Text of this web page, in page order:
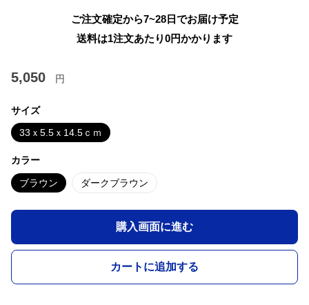
ご注文確定から7~28日でお届け予定
送料は1注文あたり0円かかります
5,050 円
サイズ
33ｘ5.5ｘ14.5ｃｍ
カラー
ブラウン ダークブラウン
購入画面に進む
カートに追加する